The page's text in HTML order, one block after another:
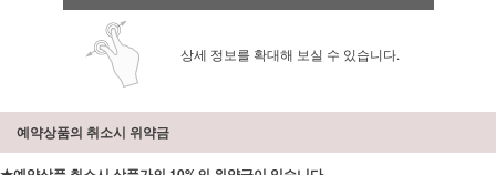
상세 정보를 확대해 보실 수 있습니다.
예약상품의 취소시 위약금